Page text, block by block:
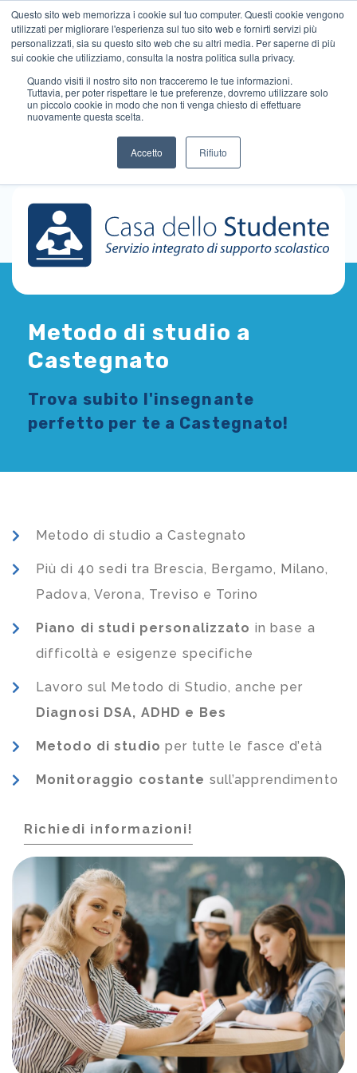
Questo sito web memorizza i cookie sul tuo computer. Questi cookie vengono
utilizzati per migliorare l'esperienza sul tuo sito web e fornirti servizi più
personalizzati, sia su questo sito web che su altri media. Per saperne di più
sui cookie che utilizziamo, consulta la nostra politica sulla privacy.
Quando visiti il ​​nostro sito non tracceremo le tue informazioni.
Tuttavia, per poter rispettare le tue preferenze, dovremo utilizzare solo
un piccolo cookie in modo che non ti venga chiesto di effettuare
nuovamente questa scelta.
Accetto Rifiuto
Metodo di studio a
Castegnato
Trova subito l'insegnante
perfetto per te a Castegnato!
Metodo di studio a Castegnato
Più di 40 sedi tra Brescia, Bergamo, Milano,
Padova, Verona, Treviso e Torino
Piano di studi personalizzato in base a
difficoltà e esigenze specifiche
Lavoro sul Metodo di Studio, anche per
Diagnosi DSA, ADHD e Bes
Metodo di studio per tutte le fasce d’età
Monitoraggio costante sull’apprendimento
Richiedi informazioni!